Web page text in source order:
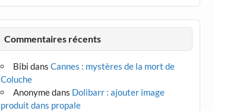
Commentaires récents
Bibi dansCannes : mystères de la mort de
Coluche
Anonymedans Dolibarr : ajouter image
produit dans propale